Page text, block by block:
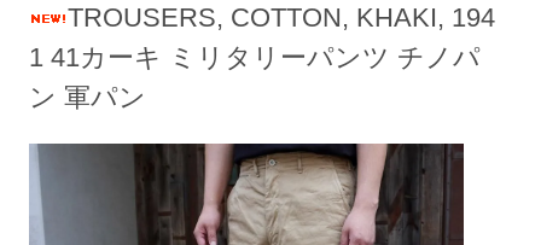
TROUSERS, COTTON, KHAKI, 194
1 41カーキ ミリタリーパンツ チノパ
ン 軍パン